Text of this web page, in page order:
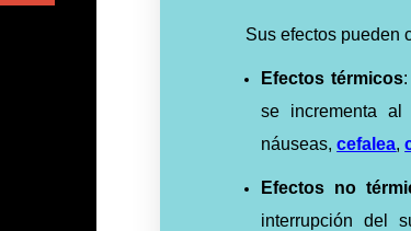
Sus efectos pueden
Efectos térmicos
se incrementa
náuseas,cefalea,
Efectos no
interrupción del